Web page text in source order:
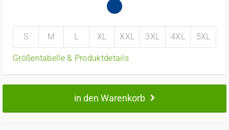
S M L XL XXL 3XL 4XL 5XL
Größentabelle & Produktdetails
in den Warenkorb